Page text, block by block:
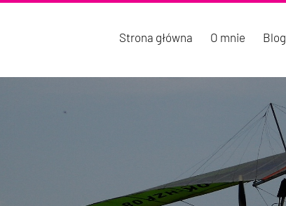
Strona główna O mnie Blog